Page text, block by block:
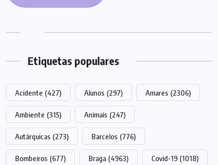
Etiquetas populares
Acidente (427) Alunos (297) Amares (2306)
Ambiente (315) Animais (247)
Autárquicas (273) Barcelos (776)
Bombeiros (677) Braga (4963) Covid-19 (1018)